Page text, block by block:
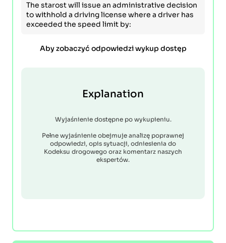
The starost will issue an administrative decision
to withhold a driving license where a driver has
exceeded the speed limit by:
Aby zobaczyć odpowiedzi wykup dostęp
Explanation
Wyjaśnienie dostępne po wykupieniu.
Pełne wyjaśnienie obejmuje analizę poprawnej
odpowiedzi, opis sytuacji, odniesienia do
Kodeksu drogowego oraz komentarz naszych
ekspertów.